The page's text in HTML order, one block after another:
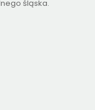
śląska.